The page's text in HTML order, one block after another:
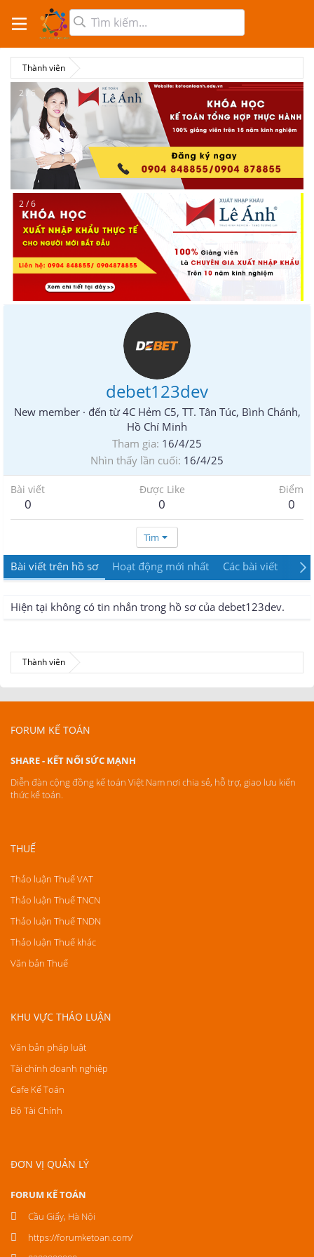
Thành viên
2 / 6
2 / 6
debet123dev
New member · đến từ 4C Hẻm C5, TT. Tân Túc, Bình Chánh,
Hồ Chí Minh
Tham gia 16/4/25
Nhìn thấy lần cuối 16/4/25
Bài viết
0
Được Like
0
Điểm
0
Tìm
Bài viết trên hồ sơ Hoạt động mới nhất Các bài viết
Hiện tại không có tin nhắn trong hồ sơ của debet123dev.
Thành viên
FORUM KẾ TOÁN
SHARE - KẾT NỐI SỨC MẠNH
Diễn đàn cộng đồng kế toán Việt Nam nơi chia sẻ, hỗ trợ, giao lưu kiến
thức kế toán.
THUẾ
Thảo luận Thuế VAT
Thảo luận Thuế TNCN
Thảo luận Thuế TNDN
Thảo luận Thuế khác
Văn bản Thuế
KHU VỰC THẢO LUẬN
Văn bản pháp luật
Tài chính doanh nghiệp
Cafe Kế Toán
Bộ Tài Chính
ĐƠN VỊ QUẢN LÝ
FORUM KẾ TOÁN
Cầu Giấy, Hà Nội
https://forumketoan.com/